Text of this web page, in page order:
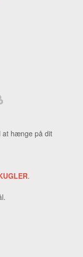
at hænge på dit
.